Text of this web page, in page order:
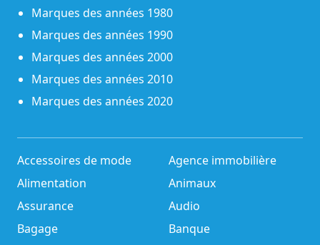
Marques des années 1980
Marques des années 1990
Marques des années 2000
Marques des années 2010
Marques des années 2020
Accessoires de mode
Agence immobilière
Alimentation
Animaux
Assurance
Audio
Bagage
Banque